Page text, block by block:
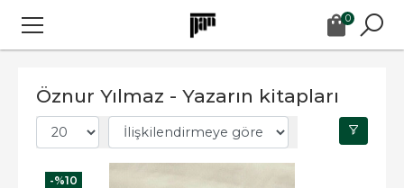
0
Öznur Yılmaz - Yazarın kitapları
-%10